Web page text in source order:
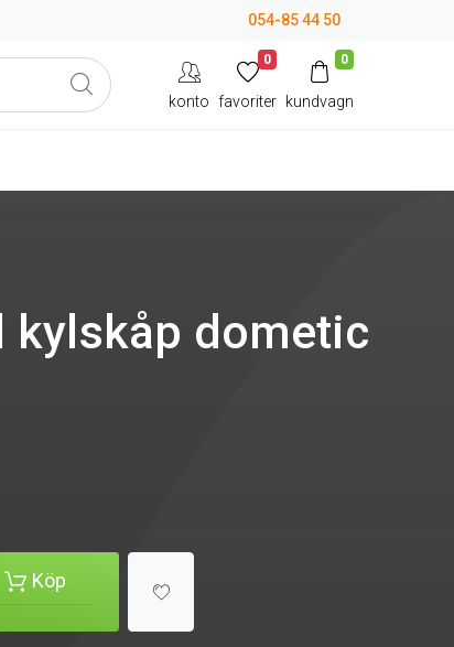
054-85 44 50
konto
0
favoriter
0
kundvagn
kylskåp dometic
Köp